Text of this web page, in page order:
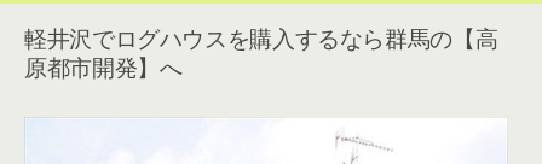
軽井沢でログハウスを購入するなら群馬の【高
原都市開発】へ